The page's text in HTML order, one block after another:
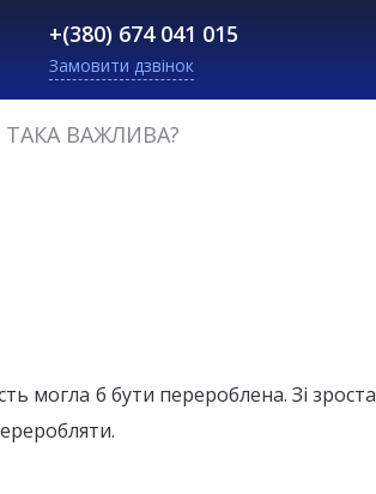
+(380) 674 041 015
Замовити дзвінок
ВАЖЛИВА?
могла б бути перероблена. Зі